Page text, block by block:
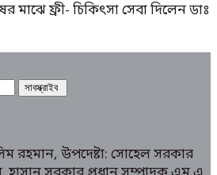
মাঝে ফ্রী- চিকিৎসা সেবা দিলেন ডাঃ
রহমান, উপদেষ্টা: সোহেল সরকার